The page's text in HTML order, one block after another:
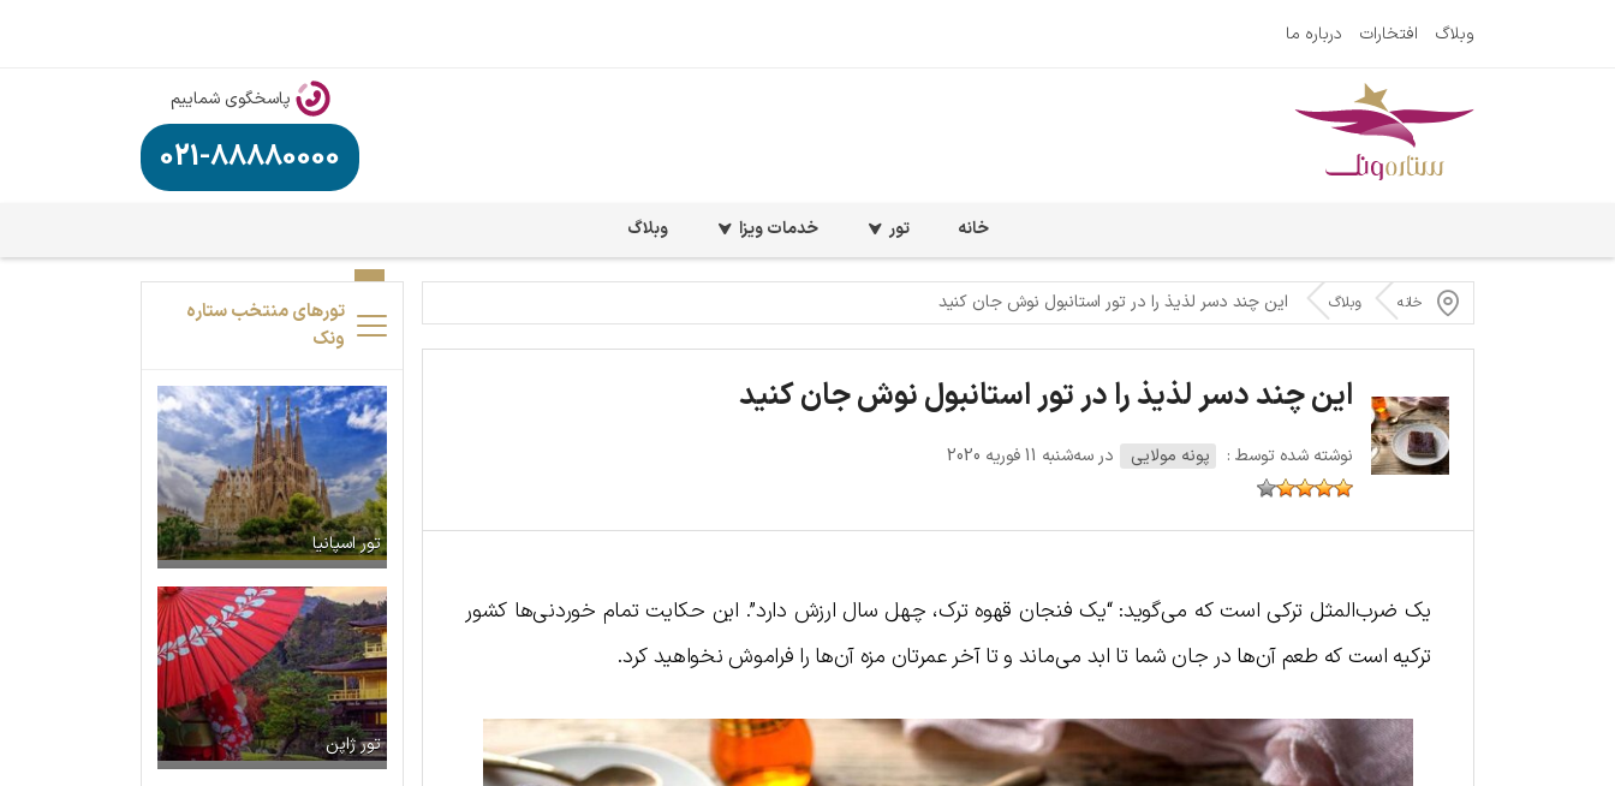
وبلاگ افتخارات درباره ما
پاسخگوی شماییم
021-88880000
خانه تور خدمات ویزا وبلاگ
خانه وبلاگ این چند دسر لذیذ را در تور استانبول نوش جان کنید
این چند دسر لذیذ را در تور استانبول نوش جان کنید
نوشته شده توسط : پونه مولایی در سه‌شنبه 11 فوریه 2020
یک ضرب‌المثل ترکی است که می‌گوید: “یک فنجان قهوه ترک، چهل سال ارزش دارد”. این حکایت تمام خوردنی‌ها کشور
ترکیه است که طعم آن‌ها در جان شما تا ابد می‌ماند و تا آخر عمرتان مزه آن‌ها را فراموش نخواهید کرد.
تورهای منتخب ستاره
ونک
تور اسپانیا
تور ژاپن